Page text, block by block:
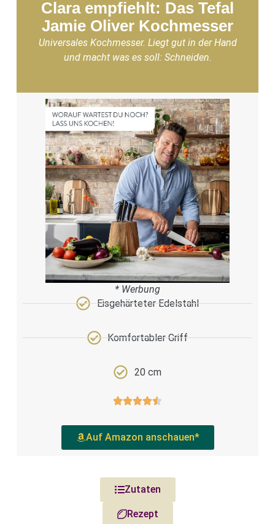
Clara empfiehlt: Das Tefal
Jamie Oliver Kochmesser
Universales Kochmesser. Liegt gut in der Hand
und macht was es soll: Schneiden.
* Werbung
Eisgehärteter Edelstahl
Komfortabler Griff
20 cm
Auf Amazon anschauen*
Zutaten
Rezept